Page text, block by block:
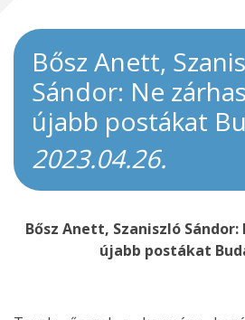
Bősz Anett,
Sándor: Ne
újabb postákat
2023.04.26.
Bősz Anett, Szaniszló
újabb postákat